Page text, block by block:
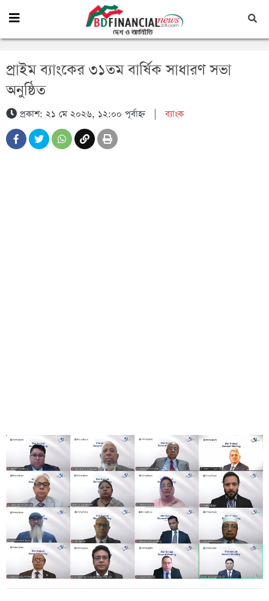
প্রাইম ব্যাংকের ৩১তম বার্ষিক সাধারণ সভা
অনুষ্ঠিত
প্রকাশ: ২১ মে ২০২৬, ১২:০০ পূর্বাহ্ন|ব্যাংক